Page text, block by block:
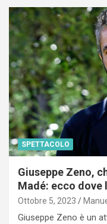
SPETTACOLO
Giuseppe Zeno,
Madé: ecco dove
Ottobre 5, 2023
Giuseppe Zeno è un